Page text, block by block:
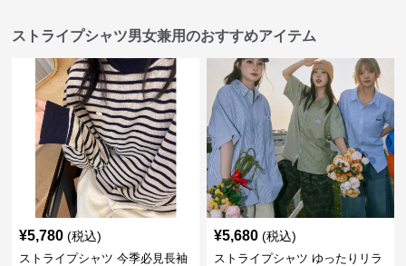
ストライプシャツ男女兼用のおすすめアイテム
¥5,780 (税込)
ストライプシャツ 今季必見長袖
¥5,680 (税込)
ストライプシャツ ゆったりリラ